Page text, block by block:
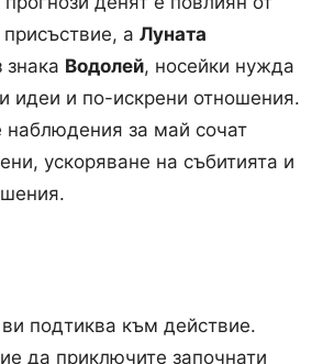
а Луната
Водолей, носейки нужда
идеи и по-искрени отношения.
наблюдения за май сочат
ускоряване на събитията и
подтиква към действие.
да приключите започнати